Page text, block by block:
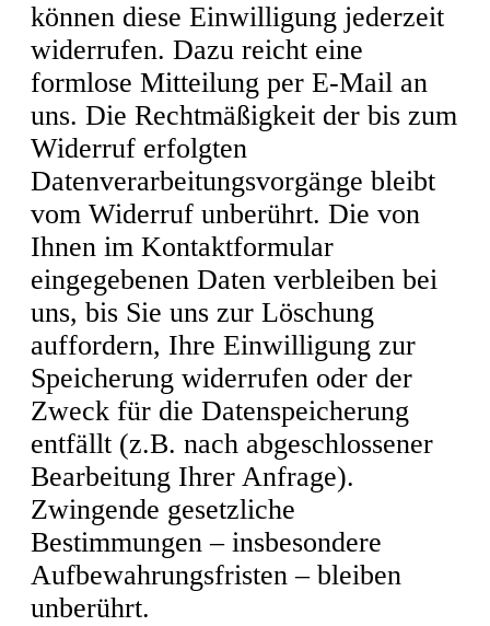
können diese Einwilligung jederzeit
widerrufen. Dazu reicht eine
formlose Mitteilung per E-Mail an
uns. Die Rechtmäßigkeit der bis zum
Widerruf erfolgten
Datenverarbeitungsvorgänge bleibt
vom Widerruf unberührt. Die von
Ihnen im Kontaktformular
eingegebenen Daten verbleiben bei
uns, bis Sie uns zur Löschung
auffordern, Ihre Einwilligung zur
Speicherung widerrufen oder der
Zweck für die Datenspeicherung
entfällt (z.B. nach abgeschlossener
Bearbeitung Ihrer Anfrage).
Zwingende gesetzliche
Bestimmungen – insbesondere
Aufbewahrungsfristen – bleiben
unberührt.